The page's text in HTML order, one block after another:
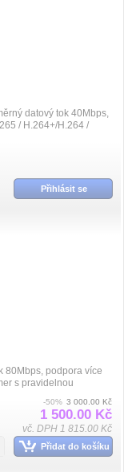
datový tok 40Mbps,
/ H.264+/H.264 /
Přihlásit se
80Mbps, podpora více
s pravidelnou
-50% 3 000.00 Kč
1 500.00 Kč
vč. DPH 1 815.00 Kč
Přidat do košíku